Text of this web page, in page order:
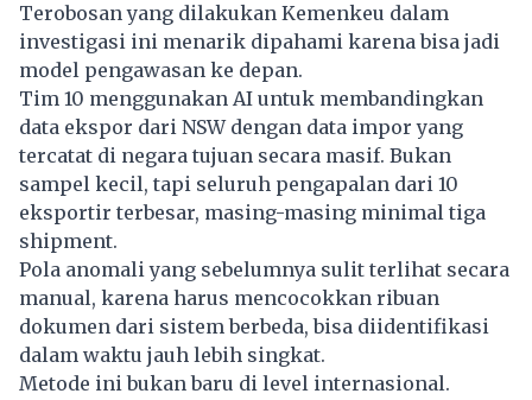
Terobosan yang dilakukan Kemenkeu dalam
investigasi ini menarik dipahami karena bisa jadi
model pengawasan ke depan.
Tim 10 menggunakan AI untuk membandingkan
data ekspor dari NSW dengan data impor yang
tercatat di negara tujuan secara masif. Bukan
sampel kecil, tapi seluruh pengapalan dari 10
eksportir terbesar, masing-masing minimal tiga
shipment.
Pola anomali yang sebelumnya sulit terlihat secara
manual, karena harus mencocokkan ribuan
dokumen dari sistem berbeda, bisa diidentifikasi
dalam waktu jauh lebih singkat.
Metode ini bukan baru di level internasional.